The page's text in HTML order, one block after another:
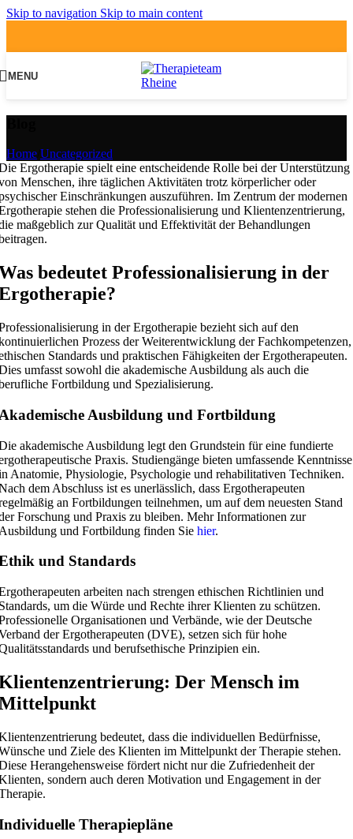
Skip to navigation Skip to main content
MENU
Home Uncategorized
Ergotherapie spielt eine entscheidende Rolle bei der Unterstützung
Menschen, ihre täglichen Aktivitäten trotz körperlicher oder
Einschränkungen auszuführen. Im Zentrum der modernen
stehen die Professionalisierung und Klientenzentrierung,
maßgeblich zur Qualität und Effektivität der Behandlungen
bedeutet Professionalisierung in der
in der Ergotherapie bezieht sich auf den
Prozess der Weiterentwicklung der Fachkompetenzen,
Standards und praktischen Fähigkeiten der Ergotherapeuten.
umfasst sowohl die akademische Ausbildung als auch die
Fortbildung und Spezialisierung.
Ausbildung und Fortbildung
akademische Ausbildung legt den Grundstein für eine fundierte
Praxis. Studiengänge bieten umfassende Kenntnisse
Anatomie, Physiologie, Psychologie und rehabilitativen Techniken.
dem Abschluss ist es unerlässlich, dass Ergotherapeuten
an Fortbildungen teilnehmen, um auf dem neuesten Stand
Forschung und Praxis zu bleiben. Mehr Informationen zur
und Fortbildung finden Sie hier.
und Standards
arbeiten nach strengen ethischen Richtlinien und
um die Würde und Rechte ihrer Klienten zu schützen.
Organisationen und Verbände, wie der Deutsche
der Ergotherapeuten (DVE), setzen sich für hohe
und berufsethische Prinzipien ein.
Der Mensch im
bedeutet, dass die individuellen Bedürfnisse,
und Ziele des Klienten im Mittelpunkt der Therapie stehen.
Herangehensweise fördert nicht nur die Zufriedenheit der
sondern auch deren Motivation und Engagement in der
Therapiepläne